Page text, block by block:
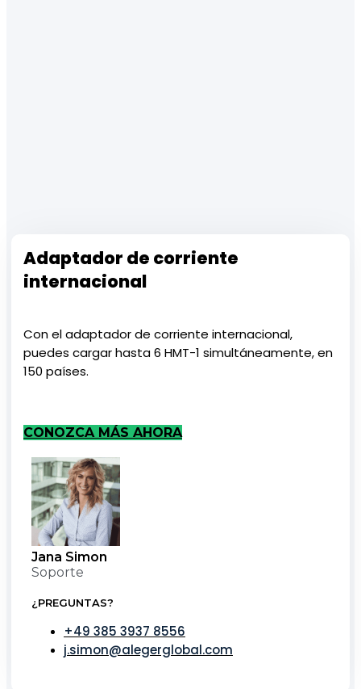
Adaptador de corriente
internacional
Con el adaptador de corriente internacional,
puedes cargar hasta 6 HMT-1 simultáneamente, en
150 países.
CONOZCA MÁS AHORA
Jana Simon
Soporte
¿PREGUNTAS?
+49 385 3937 8556
j.simon@alegerglobal.com